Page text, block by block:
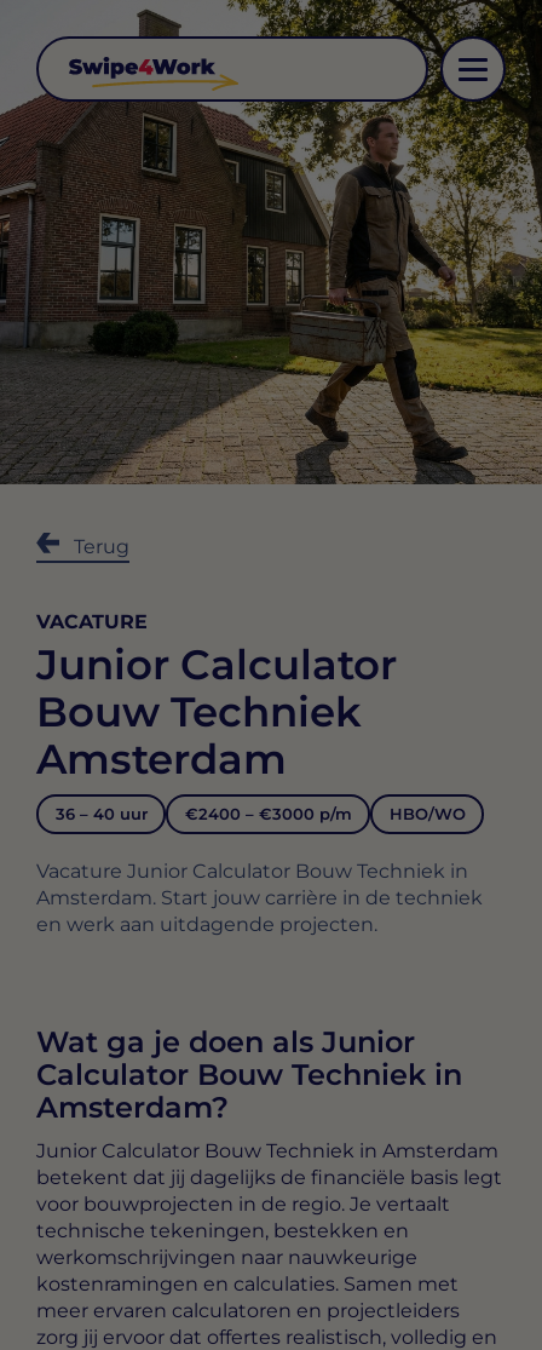
Terug
VACATURE
Junior Calculator
Bouw Techniek
Amsterdam
36 – 40 uur €2400 – €3000 p/m HBO/WO
Vacature Junior Calculator Bouw Techniek in
Amsterdam. Start jouw carrière in de techniek
en werk aan uitdagende projecten.
Wat ga je doen als Junior
Calculator Bouw Techniek in
Amsterdam?
Junior Calculator Bouw Techniek in Amsterdam
betekent dat jij dagelijks de financiële basis legt
voor bouwprojecten in de regio. Je vertaalt
technische tekeningen, bestekken en
werkomschrijvingen naar nauwkeurige
kostenramingen en calculaties. Samen met
meer ervaren calculatoren en projectleiders
zorg jij ervoor dat offertes realistisch, volledig en